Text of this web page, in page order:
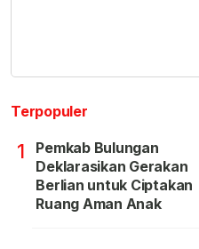
Terpopuler
1
Pemkab Bulungan
Deklarasikan Gerakan
Berlian untuk Ciptakan
Ruang Aman Anak